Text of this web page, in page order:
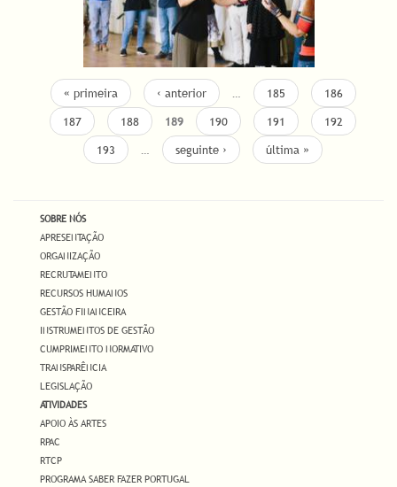
« primeira ‹ anterior … 185
186
187
188 189 190 191
192
193
… seguinte › última »
SOBRE NÓS
APRESENTAÇÃO
ORGANIZAÇÃO
RECRUTAMENTO
RECURSOS HUMANOS
GESTÃO FINANCEIRA
INSTRUMENTOS DE GESTÃO
CUMPRIMENTO NORMATIVO
TRANSPARÊNCIA
LEGISLAÇÃO
ATIVIDADES
APOIO ÀS ARTES
RPAC
RTCP
PROGRAMA SABER FAZER PORTUGAL